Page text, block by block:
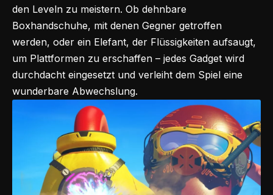
den Leveln zu meistern. Ob dehnbare
Boxhandschuhe, mit denen Gegner getroffen
werden, oder ein Elefant, der Flüssigkeiten aufsaugt,
um Plattformen zu erschaffen – jedes Gadget wird
durchdacht eingesetzt und verleiht dem Spiel eine
wunderbare Abwechslung.